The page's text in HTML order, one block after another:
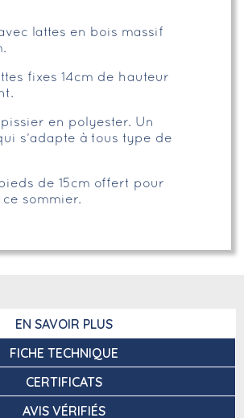
lattes en bois massif
fixes 14cm de hauteur
en polyester. Un
s’adapte à tous type de
de 15cm offert pour
ce sommier.
EN SAVOIR PLUS
FICHE TECHNIQUE
CERTIFICATS
AVIS VÉRIFIÉS